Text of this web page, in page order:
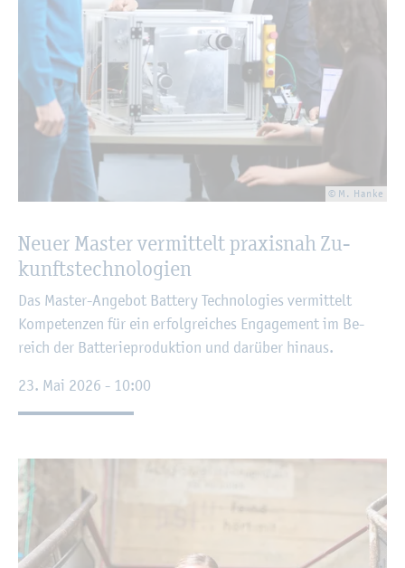
© M. Hanke
Neuer Mas­ter ver­mit­telt pra­xis­nah Zu­
kunfts­tech­no­lo­gi­en
Das Mas­ter-An­ge­bot Batte­ry Tech­no­lo­gies ver­mit­telt
Kom­pe­ten­zen für ein er­folg­rei­ches En­ga­ge­ment im Be­
reich der Bat­te­rie­pro­duk­ti­on und dar­über hin­aus.
23. Mai 2026 - 10:00